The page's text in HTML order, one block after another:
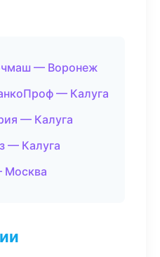
— Воронеж
— Калуга
— Калуга
— Калуга
Москва